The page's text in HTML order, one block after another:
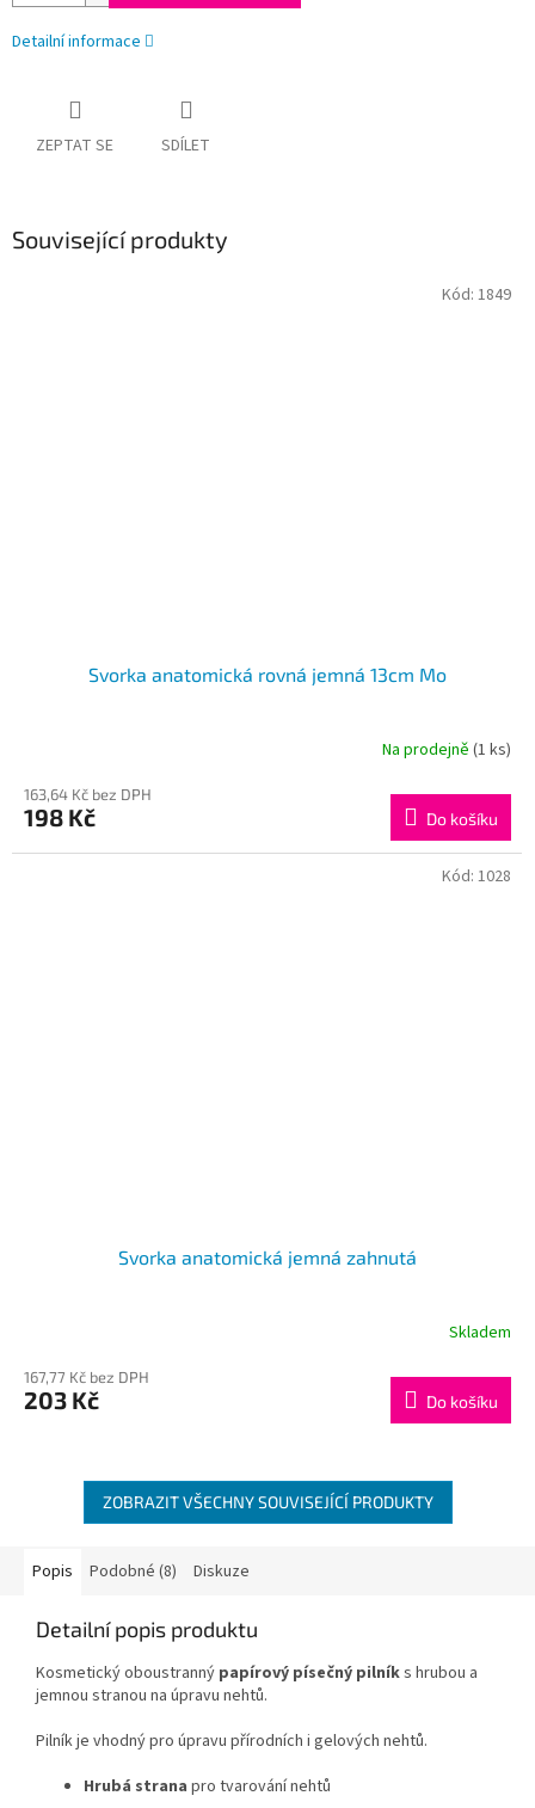
Detailní informace
ZEPTAT SE SDÍLET
Související produkty
Svorka anatomická rovná jemná 13cm Mo
Na prodejně (1 ks)
163,64 Kč bez DPH
198 Kč Do košíku
Kód: 1849
Svorka anatomická jemná zahnutá
Skladem
167,77 Kč bez DPH
203 Kč Do košíku
Kód: 1028
ZOBRAZIT VŠECHNY SOUVISEJÍCÍ PRODUKTY
Popis Podobné (8) Diskuze
Detailní popis produktu
Kosmetický oboustranný papírový písečný pilníks hrubou a
jemnou stranou na úpravu nehtů.
Pilník je vhodný pro úpravu přírodních i gelových nehtů.
Hrubá strana pro tvarování nehtů